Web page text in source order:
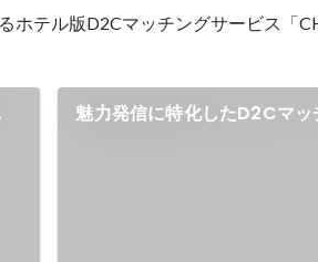
ホテル版D2Cマッチングサービス「
魅力発信に特化したD2Cマッ